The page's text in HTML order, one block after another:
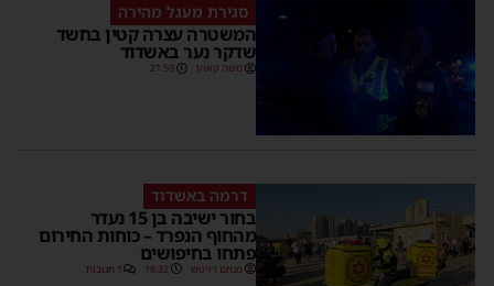
סגירת מעגל מהירה
המשטרה עצרה קטין בחשד
שדקר נער באשדוד
משה קאהן 21:59
דרמה באשדוד
בחור ישיבה בן 15 נעדר
מהחוף הנפרד – כוחות החירום
פתחו בחיפושים
מנחם דויטש 18:32 1 תגובות